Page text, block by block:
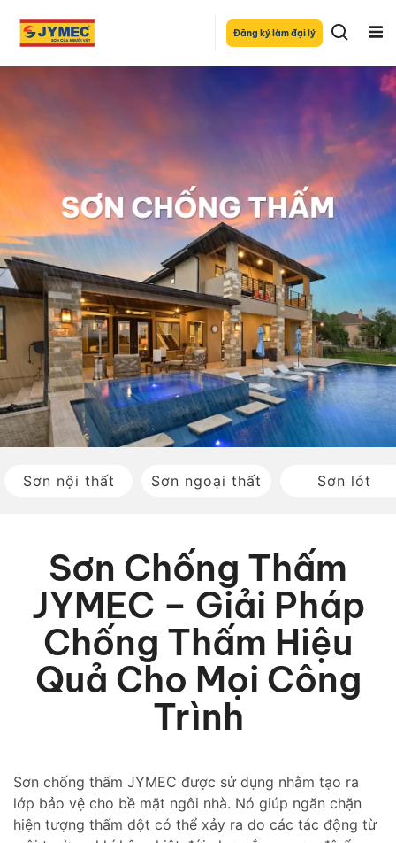
Đăng ký làm đại lý
Sơn nội thất Sơn ngoại thất Sơn lót
Sơn Chống Thấm
JYMEC – Giải Pháp
Chống Thấm Hiệu
Quả Cho Mọi Công
Trình
Sơn chống thấm JYMEC được sử dụng nhằm tạo ra
lớp bảo vệ cho bề mặt ngôi nhà. Nó giúp ngăn chặn
hiện tượng thấm dột có thể xảy ra do các tác động từ